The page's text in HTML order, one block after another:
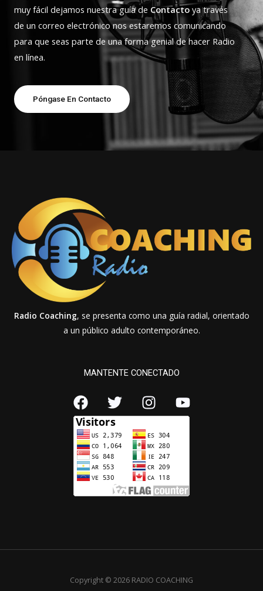
muy fácil dejamos nuestra guía de Contacto ya través
de un correo electrónico nos estaremos comunicando
para que seas parte de una forma genial de hacer Radio
en línea.
Póngase En Contacto
Radio Coaching, se presenta como una guía radial, orientado
a un público adulto contemporáneo.
MANTENTE CONECTADO
Copyright © 2026 RADIO COACHING